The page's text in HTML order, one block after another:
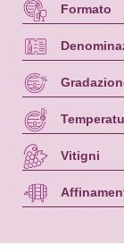
Formato
Vitigni